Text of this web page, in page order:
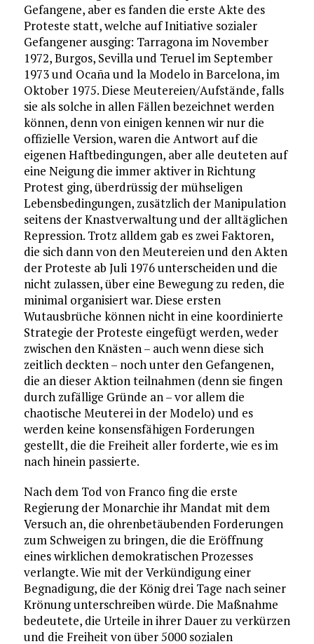
Gefangene, aber es fanden die erste Akte des
Proteste statt, welche auf Initiative sozialer
Gefangener ausging: Tarragona im November
1972, Burgos, Sevilla und Teruel im September
1973 und Ocaña und la Modelo in Barcelona, im
Oktober 1975. Diese Meutereien/Aufstände, falls
sie als solche in allen Fällen bezeichnet werden
können, denn von einigen kennen wir nur die
offizielle Version, waren die Antwort auf die
eigenen Haftbedingungen, aber alle deuteten auf
eine Neigung die immer aktiver in Richtung
Protest ging, überdrüssig der mühseligen
Lebensbedingungen, zusätzlich der Manipulation
seitens der Knastverwaltung und der alltäglichen
Repression. Trotz alldem gab es zwei Faktoren,
die sich dann von den Meutereien und den Akten
der Proteste ab Juli 1976 unterscheiden und die
nicht zulassen, über eine Bewegung zu reden, die
minimal organisiert war. Diese ersten
Wutausbrüche können nicht in eine koordinierte
Strategie der Proteste eingefügt werden, weder
zwischen den Knästen – auch wenn diese sich
zeitlich deckten – noch unter den Gefangenen,
die an dieser Aktion teilnahmen (denn sie fingen
durch zufällige Gründe an – vor allem die
chaotische Meuterei in der Modelo) und es
werden keine konsensfähigen Forderungen
gestellt, die die Freiheit aller forderte, wie es im
nach hinein passierte.
Nach dem Tod von Franco fing die erste
Regierung der Monarchie ihr Mandat mit dem
Versuch an, die ohrenbetäubenden Forderungen
zum Schweigen zu bringen, die die Eröffnung
eines wirklichen demokratischen Prozesses
verlangte. Wie mit der Verkündigung einer
Begnadigung, die der König drei Tage nach seiner
Krönung unterschreiben würde. Die Maßnahme
bedeutete, die Urteile in ihrer Dauer zu verkürzen
und die Freiheit von über 5000 sozialen